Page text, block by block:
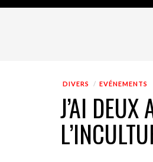
DIVERS EVÉNEMENTS
J’AI